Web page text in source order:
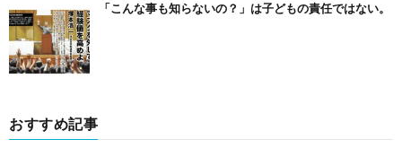
「こんな事も知らないの？」は子どもの責任ではない。
おすすめ記事